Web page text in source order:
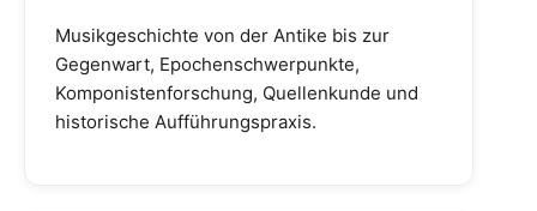
Musikgeschichte von der Antike bis zur
Gegenwart, Epochenschwerpunkte,
Komponistenforschung, Quellenkunde und
historische Aufführungspraxis.